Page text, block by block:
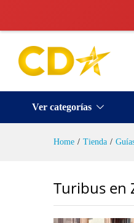
Ver categorías
Home / Tienda /
Turibus en